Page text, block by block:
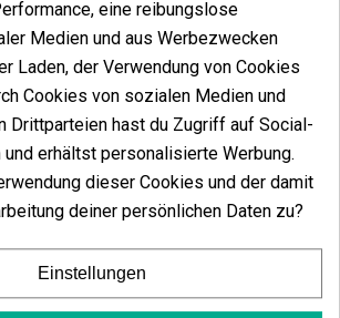
gewonnen durch
(Dry Sift)
erdigen Hintergrund
Textur: blond-bernsteinfarben, feine
und formbare Haptik
15 % und 25 %, je nach Charge
0,2 %, gemäß europäischer
: Sammeln, Dekoration oder
(nicht für den menschlichen Verzehr
: An einem kühlen, trockenen und vor
geschützten Ort
Aroma und Textur zu erhalten.
eine reibungslose
Medien und aus Werbezwecken
Laden, der Verwendung von Cookies
Cookies von sozialen Medien und
Drittparteien hast du Zugriff auf Social-
und erhältst personalisierte Werbung.
dieser Cookies und der damit
deiner persönlichen Daten zu?
Einstellungen